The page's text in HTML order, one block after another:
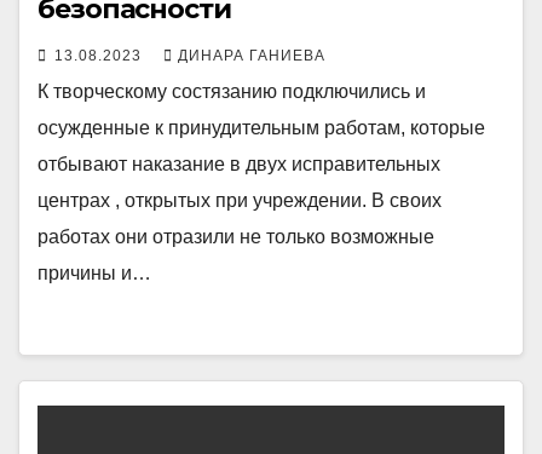
безопасности
13.08.2023 ДИНАРА ГАНИЕВА
К творческому состязанию подключились и
осужденные к принудительным работам, которые
отбывают наказание в двух исправительных
центрах , открытых при учреждении. В своих
работах они отразили не только возможные
причины и…